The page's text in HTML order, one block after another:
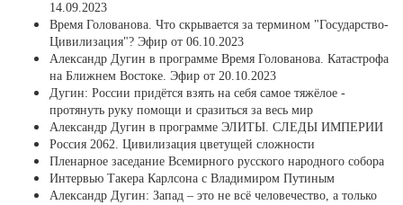
14.09.2023
Время Голованова. Что скрывается за термином "Государство-
Цивилизация"? Эфир от 06.10.2023
Александр Дугин в программе Время Голованова. Катастрофа
на Ближнем Востоке. Эфир от 20.10.2023
Дугин: России придётся взять на себя самое тяжёлое -
протянуть руку помощи и сразиться за весь мир
Александр Дугин в программе ЭЛИТЫ. СЛЕДЫ ИМПЕРИИ
Россия 2062. Цивилизация цветущей сложности
Пленарное заседание Всемирного русского народного собора
Интервью Такера Карлсона с Владимиром Путиным
Александр Дугин: Запад – это не всё человечество, а только